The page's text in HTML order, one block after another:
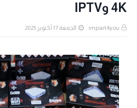
4K وIPTV
impart4you الجمعة 17 أكتوبر 2025